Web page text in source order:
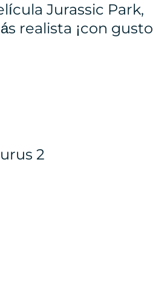
Jurassic Park,
realista ¡con gusto